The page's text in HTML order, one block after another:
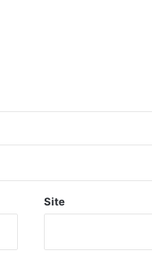
Site